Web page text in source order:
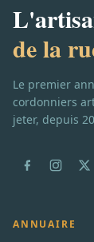
de la
Le premier
cordonniers
jeter, depuis
ANNUAIRE